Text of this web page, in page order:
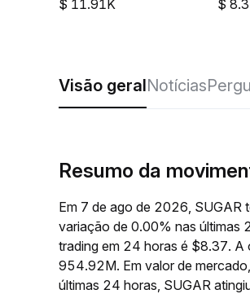
11.91K
Visão geralNotícias
Resumo da
Em 7 de ago de 2026, SUGAR
variação de 0.00% nas últimas
trading em 24 horas é $8.37.
954.92M. Em valor de
últimas 24 horas, SUGAR